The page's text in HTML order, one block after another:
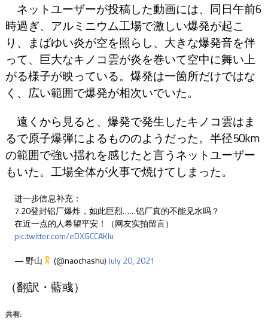
ネットユーザーが投稿した動画には、同日午前6
時過ぎ、アルミニウム工場で激しい爆発が起こ
り、まばゆい炎が空を照らし、大きな爆発音を伴
って、巨大なキノコ雲が炎を巻いて空中に舞い上
がる様子が映っている。爆発は一箇所だけではな
く、広い範囲で爆発が相次いでいた。
遠くから見ると、爆発で発生したキノコ雲はま
るで原子爆弾によるもののようだった。半径50km
の範囲で強い揺れを感じたと言うネットユーザー
もいた。工場全体が火事で焼けてしまった。
进一步信息补充：
7.20登封铝厂爆炸，如此巨烈……铝厂真的不能见水吗？
在近一点的人希望平安！（网友实拍留言）
pic.twitter.com/eDXGCCAKlu
— 野山
(@naochashu) July 20, 2021
（翻訳・藍彧）
共有: